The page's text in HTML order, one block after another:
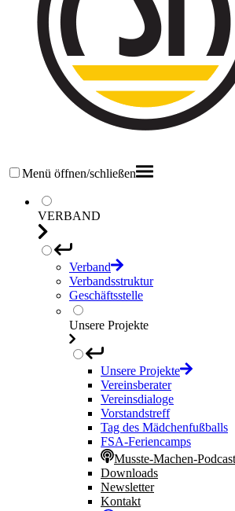
Menü öffnen/schließen
VERBAND
Verband
Verbandsstruktur
Geschäftsstelle
Unsere Projekte
Unsere Projekte
Vereinsberater
Vereinsdialoge
Vorstandstreff
Tag des Mädchenfußballs
FSA-Feriencamps
Musste-Machen-Podcast
Downloads
Newsletter
Kontakt